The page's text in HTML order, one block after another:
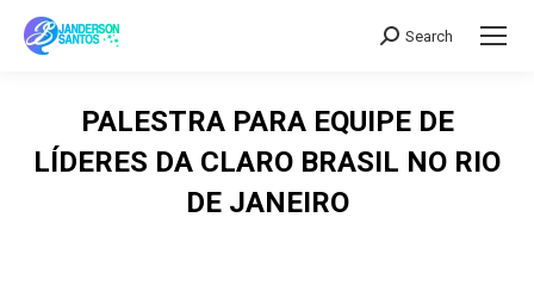
Search:
Search
PALESTRA PARA EQUIPE DE
LÍDERES DA CLARO BRASIL NO RIO
DE JANEIRO